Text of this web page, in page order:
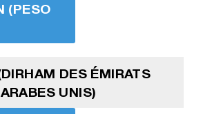
(PESO
DES ÉMIRATS
ARABES UNIS)